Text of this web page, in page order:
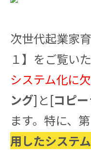
次世代起業家
１】をご覧い
システム化に
ング]と[コピ
ます。特に、
用したシステ